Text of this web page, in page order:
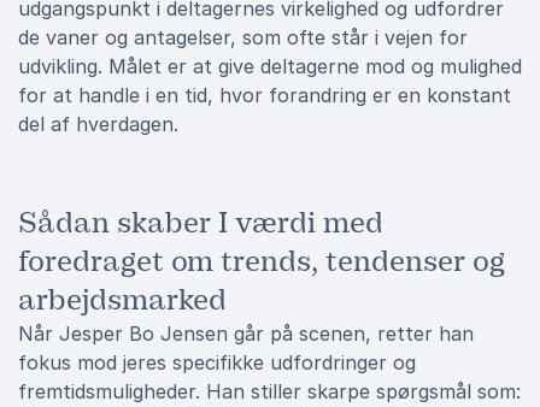
udgangspunkt i deltagernes virkelighed og udfordrer
de vaner og antagelser, som ofte står i vejen for
udvikling. Målet er at give deltagerne mod og mulighed
for at handle i en tid, hvor forandring er en konstant
del af hverdagen.
Sådan skaber I værdi med
foredraget om trends, tendenser og
arbejdsmarked
Når Jesper Bo Jensen går på scenen, retter han
fokus mod jeres specifikke udfordringer og
fremtidsmuligheder. Han stiller skarpe spørgsmål som: